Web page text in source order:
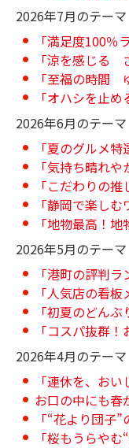
2026年7月のテーマ
「満足度100％
「涼を感じる
「至福の時間
「オハシを止
2026年6月のテーマ
「夏のグルメ特
「気持ち晴れや
「こだわりの
「静岡で楽しむ
「地物最高！地
2026年5月のテーマ
「港町の評判ラ
「人気店の看板
「初夏のどんぶ
「コスパ抜群！
2026年4月のテーマ
「連休を、お
お口の中にも春
「“花より団子”
「桜もうらやむ